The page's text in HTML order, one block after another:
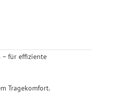
– für effiziente
Tragekomfort.